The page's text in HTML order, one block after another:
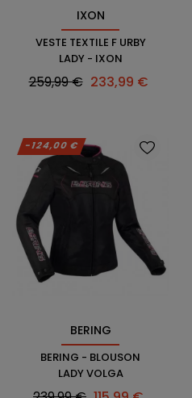
IXON
VESTE TEXTILE F URBY
LADY - IXON
Prix
259,99 € Prix
233,99 €
-124,00 €
BERING
BERING - BLOUSON
LADY VOLGA